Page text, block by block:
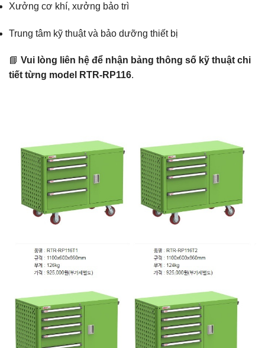
Xưởng cơ khí, xưởng bảo trì
Trung tâm kỹ thuật và bảo dưỡng thiết bị
📘 Vui lòng liên hệ để nhận bảng thông số kỹ thuật chi
tiết từng model RTR-RP116.